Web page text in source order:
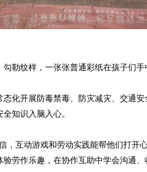
纹样，一张张普通彩纸在孩子们手
开展防毒禁毒、防灾减灾、交通安
知识入脑入心。
互动游戏和劳动实践能帮他们打开
劳作乐趣，在协作互助中学会沟通